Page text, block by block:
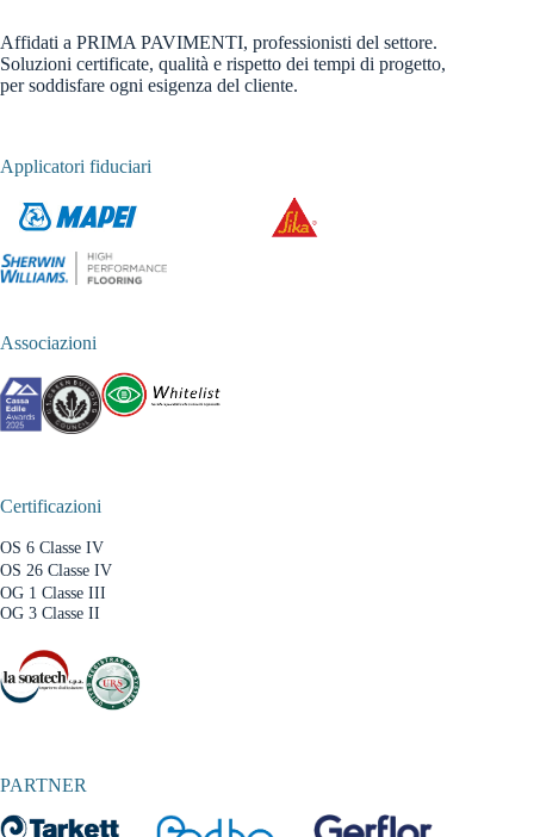
Affidati a PRIMA PAVIMENTI, professionisti del settore.
Soluzioni certificate, qualità e rispetto dei tempi di progetto,
per soddisfare ogni esigenza del cliente.
Applicatori fiduciari
Associazioni
Certificazioni
OS 6 Classe IV
OS 26 Classe IV
OG 1 Classe III
OG 3 Classe II
PARTNER